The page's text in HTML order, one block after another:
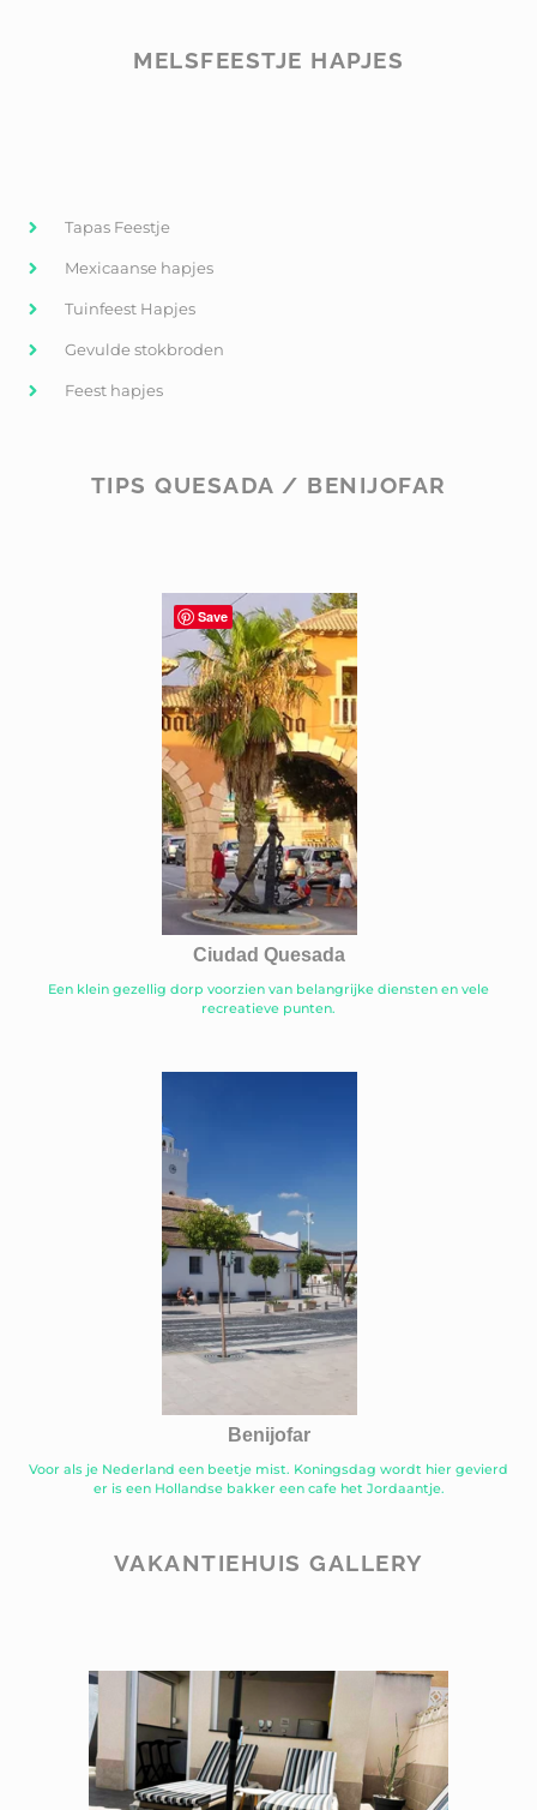
MELSFEESTJE HAPJES
Tapas Feestje
Mexicaanse hapjes
Tuinfeest Hapjes
Gevulde stokbroden
Feest hapjes
TIPS QUESADA / BENIJOFAR
Ciudad Quesada
Een klein gezellig dorp voorzien van belangrijke diensten en vele
recreatieve punten.
Benijofar
Voor als je Nederland een beetje mist. Koningsdag wordt hier gevierd
er is een Hollandse bakker een cafe het Jordaantje.
VAKANTIEHUIS GALLERY
Save